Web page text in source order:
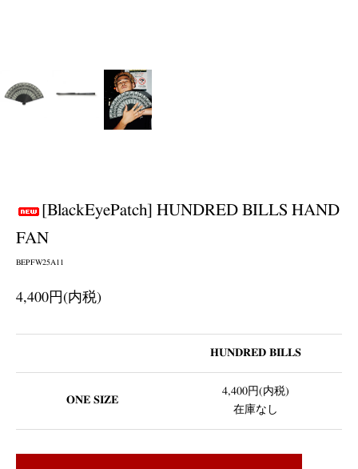
[BlackEyePatch] HUNDRED BILLS HAND
FAN
BEPFW25A11
4,400円(内税)
HUNDRED BILLS
ONE SIZE
4,400円(内税)
在庫なし